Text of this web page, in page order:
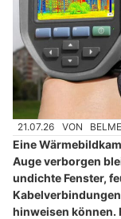
21.07.26 VON
Eine
Auge verborgen
undichte Fenster,
hinweisen können.